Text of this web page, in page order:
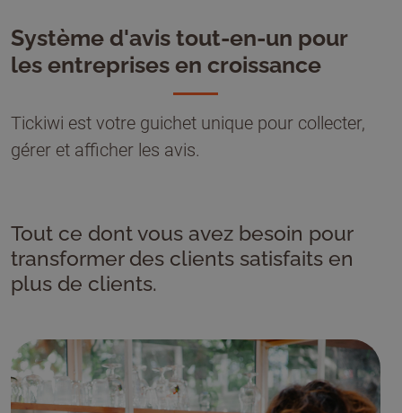
Système d'avis tout-en-un pour
les entreprises en croissance
Tickiwi est votre guichet unique pour collecter,
gérer et afficher les avis.
Tout ce dont vous avez besoin pour
transformer des clients satisfaits en
plus de clients.